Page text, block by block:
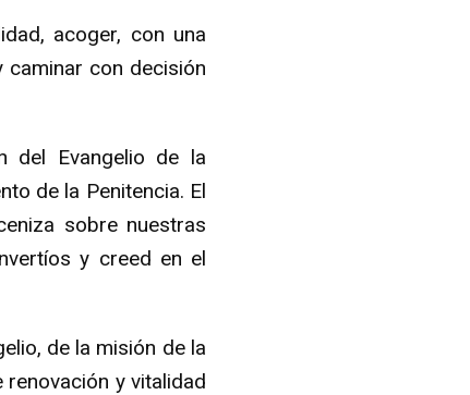
acoger, con una
caminar con decisión
del Evangelio de la
de la Penitencia. El
sobre nuestras
y creed en el
de la misión de la
y vitalidad